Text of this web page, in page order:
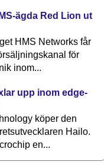
ägda Red Lion ut
HMS Networks får
för
inom...
upp inom edge-
köper den
Hailo.
en...